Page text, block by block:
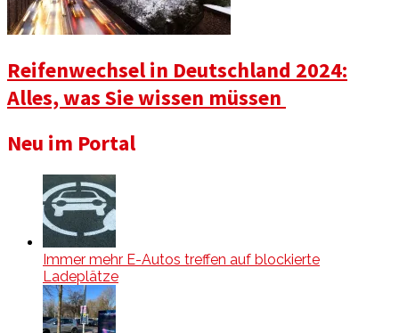
Reifenwechsel in Deutschland 2024:
Alles, was Sie wissen müssen
Neu im Portal
Immer mehr E-Autos treffen auf blockierte
Ladeplätze